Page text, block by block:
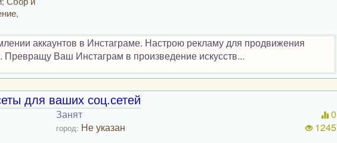
аккаунтов в Инстаграме. Настрою рекламу для продвижения
Ваш Инстаграм в произведение искусств...
для ваших соц.сетей
Занят
город: Не указан
0
1245